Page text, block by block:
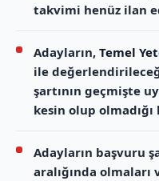
takvimi henüz ilan
Adayların, Temel
ile
şartının geçmişte
kesin olup
Adayların başvuru
aralığında